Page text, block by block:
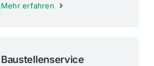
Mehr erfahren
Baustel­len­service